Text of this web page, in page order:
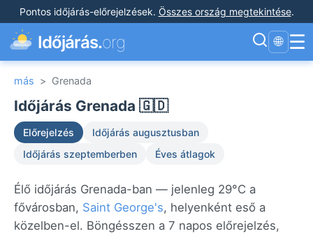
Pontos időjárás-előrejelzések. Összes ország megtekintése.
Időjárás.org 🌐 ☰
más > Grenada
Időjárás Grenada 🇬🇩
Előrejelzés
Időjárás augusztusban
Időjárás szeptemberben
Éves átlagok
Élő időjárás Grenada-ban — jelenleg 29°C a
fővárosban, Saint George's, helyenként eső a
közelben-el. Böngésszen a 7 napos előrejelzés,